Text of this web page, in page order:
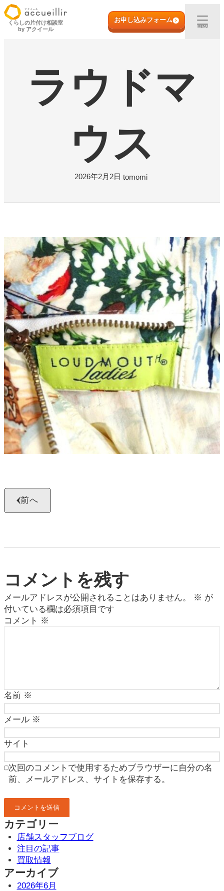
内
容
初めての方へ
宅配買取
店頭買取
ご利用実例
お問い合わせ
0120-29-5302
受付時間9:00〜18:00（年中無休※年末年始は除く）
お申し込みフォーム
くらしの片付け相談室
by アクイール
お申し込みフォーム
MENU
ラウドマ
ウス
2026年2月2日 tomomi
前へ
コメントを残す
メールアドレスが公開されることはありません。 ※ が
付いている欄は必須項目です
コメント ※
名前 ※
メール ※
サイト
次回のコメントで使用するためブラウザーに自分の名
前、メールアドレス、サイトを保存する。
カテゴリー
店舗スタッフブログ
注目の記事
買取情報
アーカイブ
2026年6月